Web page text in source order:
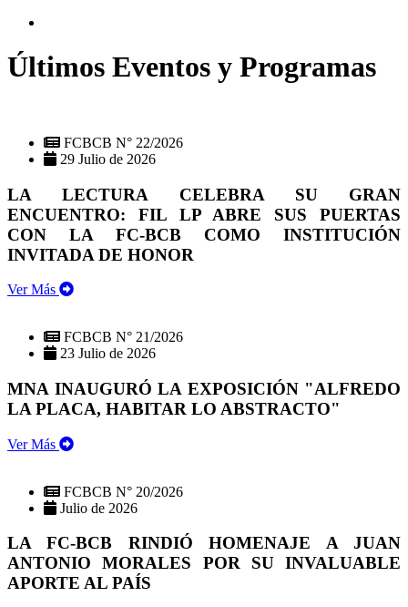
Últimos Eventos y Programas
FCBCB N° 22/2026
29 Julio de 2026
LA LECTURA CELEBRA SU GRAN
ENCUENTRO: FIL LP ABRE SUS PUERTAS
CON LA FC-BCB COMO INSTITUCIÓN
INVITADA DE HONOR
Ver Más
FCBCB N° 21/2026
23 Julio de 2026
MNA INAUGURÓ LA EXPOSICIÓN "ALFREDO
LA PLACA, HABITAR LO ABSTRACTO"
Ver Más
FCBCB N° 20/2026
Julio de 2026
LA FC-BCB RINDIÓ HOMENAJE A JUAN
ANTONIO MORALES POR SU INVALUABLE
APORTE AL PAÍS